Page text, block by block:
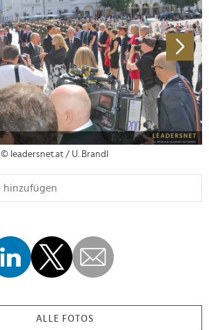
© leadersnet.at / U. Brandl
ALLE FOTOS